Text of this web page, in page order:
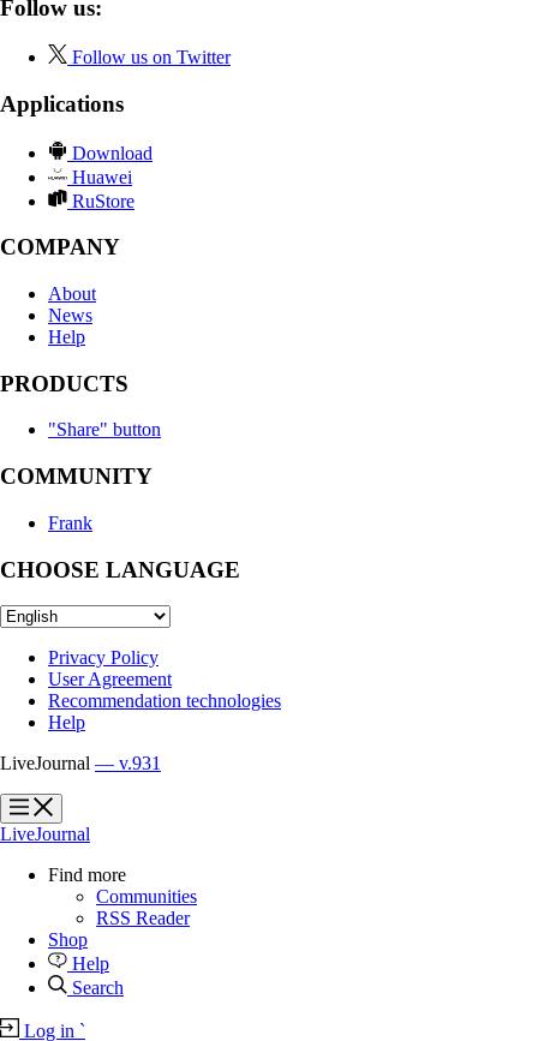
Follow us:
Follow us on Twitter
Applications
Download
Huawei
RuStore
COMPANY
About
News
Help
PRODUCTS
"Share" button
COMMUNITY
Frank
CHOOSE LANGUAGE
Privacy Policy
User Agreement
Recommendation technologies
Help
LiveJournal — v.931
?
?
LiveJournal
Find more
Communities
RSS Reader
Shop
Help
Search
Log in `